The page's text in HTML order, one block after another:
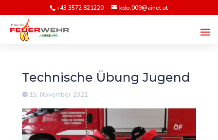
+43 3572 821220 kdo.009@ainet.at
Technische Übung Jugend
15. November 2021